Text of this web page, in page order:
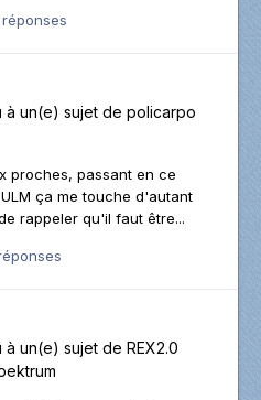
à un(e) sujet de policarpo
proches, passant en ce
ça me touche d'autant
rappeler qu'il faut être...
à un(e) sujet de REX2.0